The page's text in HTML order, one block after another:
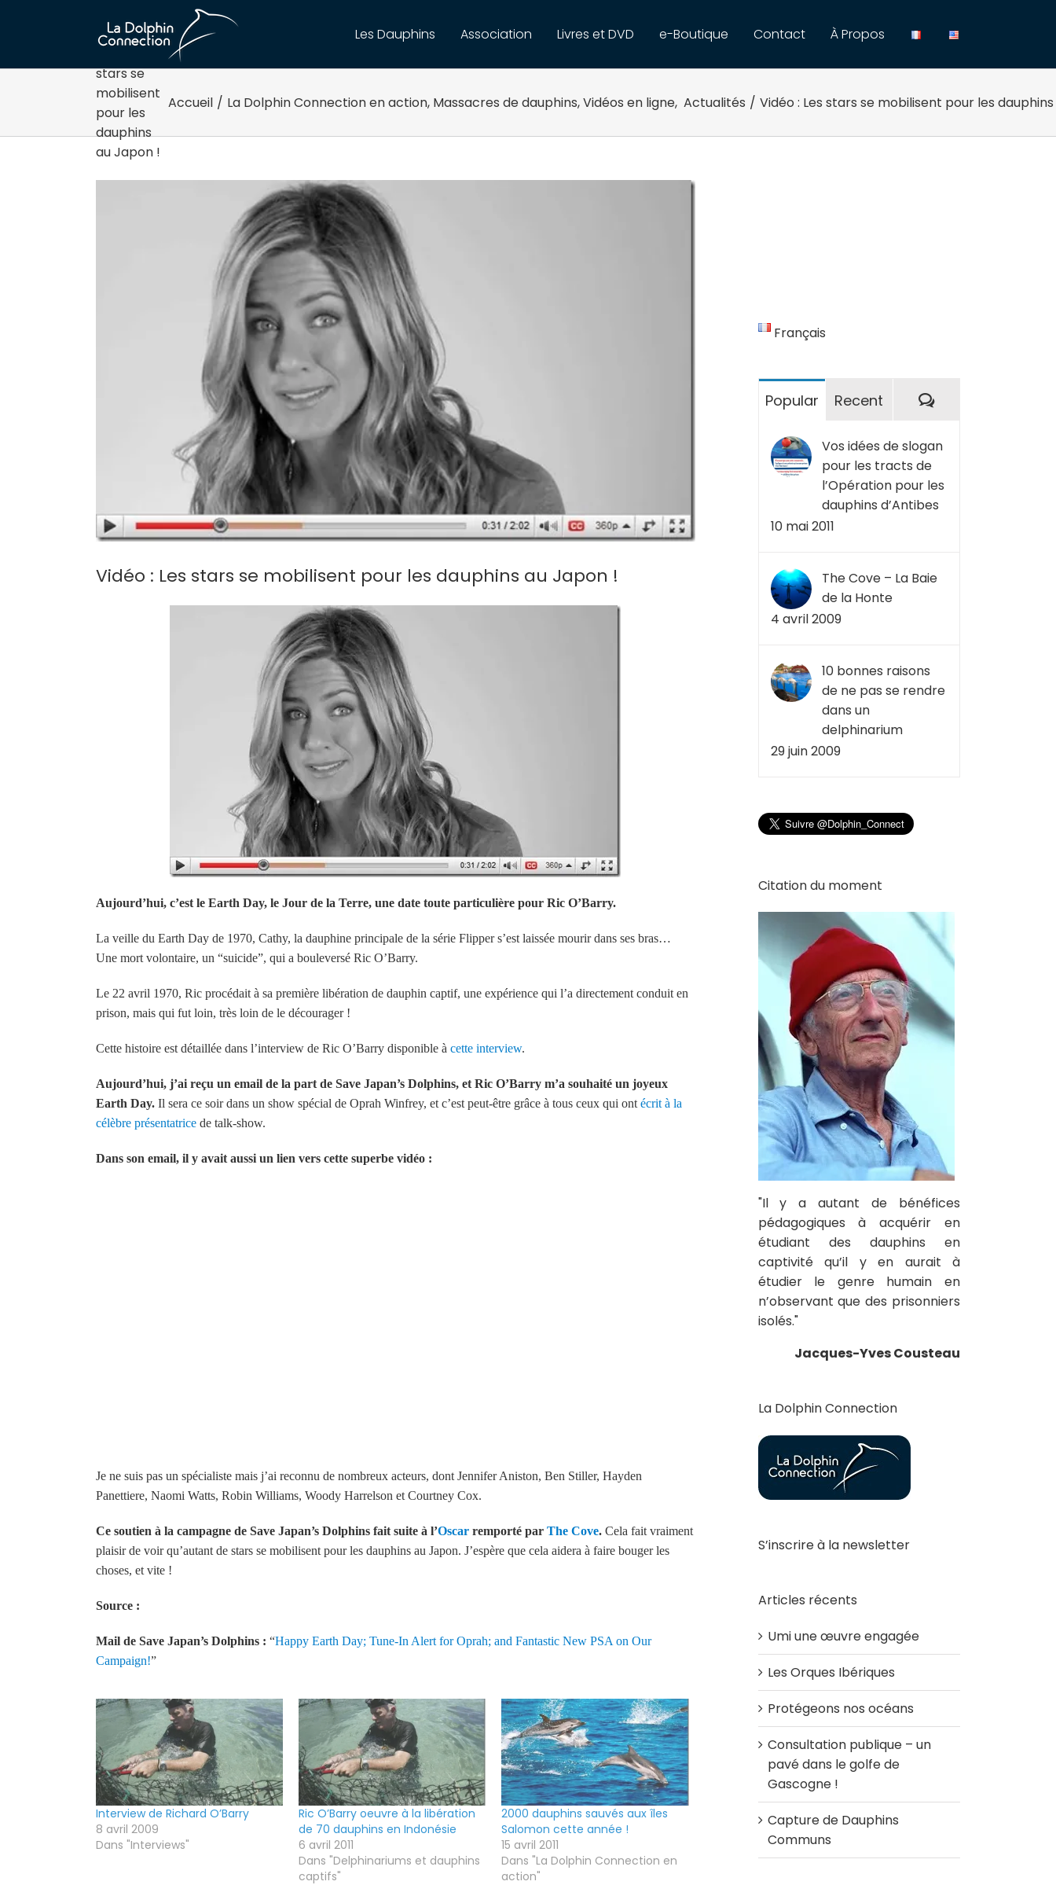
Les Dauphins Association Livres et DVD e-Boutique Contact
À Propos
stars se
mobilisent
pour les
dauphins
au Japon !
Accueil / La Dolphin Connection en action, Massacres de dauphins,Vidéos en ligne, Actualités / Vidéo : Les stars se mobilisent pour les
Vidéo : Les stars se mobilisent pour les dauphins au Japon !
Aujourd’hui, c’est le Earth Day, le Jour de la Terre, une date toute particulière pour Ric O’Barry.
La veille du Earth Day de 1970, Cathy, la dauphine principale de la série Flipper s’est laissée mourir dans ses bras…
Une mort volontaire, un “suicide”, qui a bouleversé Ric O’Barry.
Le 22 avril 1970, Ric procédait à sa première libération de dauphin captif, une expérience qui l’a directement conduit en
prison, mais qui fut loin, très loin de le décourager !
Cette histoire est détaillée dans l’interview de Ric O’Barry disponible à cette interview.
Aujourd’hui, j’ai reçu un email de la part de Save Japan’s Dolphins, et Ric O’Barry m’a souhaité un joyeux
Earth Day. Il sera ce soir dans un show spécial de Oprah Winfrey, et c’est peut-être grâce à tous ceux qui ont écrit à la
célèbre présentatrice de talk-show.
Dans son email, il y avait aussi un lien vers cette superbe vidéo :
Je ne suis pas un spécialiste mais j’ai reconnu de nombreux acteurs, dont Jennifer Aniston, Ben Stiller, Hayden
Panettiere, Naomi Watts, Robin Williams, Woody Harrelson et Courtney Cox.
Ce soutien à la campagne de Save Japan’s Dolphins fait suite à l’Oscar remporté par The Cove. Cela fait vraiment
plaisir de voir qu’autant de stars se mobilisent pour les dauphins au Japon. J’espère que cela aidera à faire bouger les
choses, et vite !
Source :
Mail de Save Japan’s Dolphins : “Happy Earth Day; Tune-In Alert for Oprah; and Fantastic New PSA on Our
Campaign!”
Interview de Richard O’Barry
8 avril 2009
Dans "Interviews"
Ric O’Barry oeuvre à la libération
de 70 dauphins en Indonésie
6 avril 2011
Dans "Delphinariums et dauphins
captifs"
2000 dauphins sauvés aux îles
Salomon cette année !
15 avril 2011
Dans "La Dolphin Connection en
action"
Français
Popular Recent Commentaires
Vos idées de slogan
pour les tracts de
l’Opération pour les
dauphins d’Antibes
10 mai 2011
The Cove – La Baie
de la Honte
4 avril 2009
10 bonnes raisons
de ne pas se rendre
dans un
delphinarium
29 juin 2009
Citation du moment
"Il y a autant de bénéfices
pédagogiques à acquérir en
étudiant des dauphins en
captivité qu’il y en aurait à
étudier le genre humain en
n’observant que des prisonniers
isolés."
Jacques-Yves Cousteau
La Dolphin Connection
S’inscrire à la newsletter
Articles récents
Umi une œuvre engagée
Les Orques Ibériques
Protégeons nos océans
Consultation publique – un
pavé dans le golfe de
Gascogne !
Capture de Dauphins
Communs